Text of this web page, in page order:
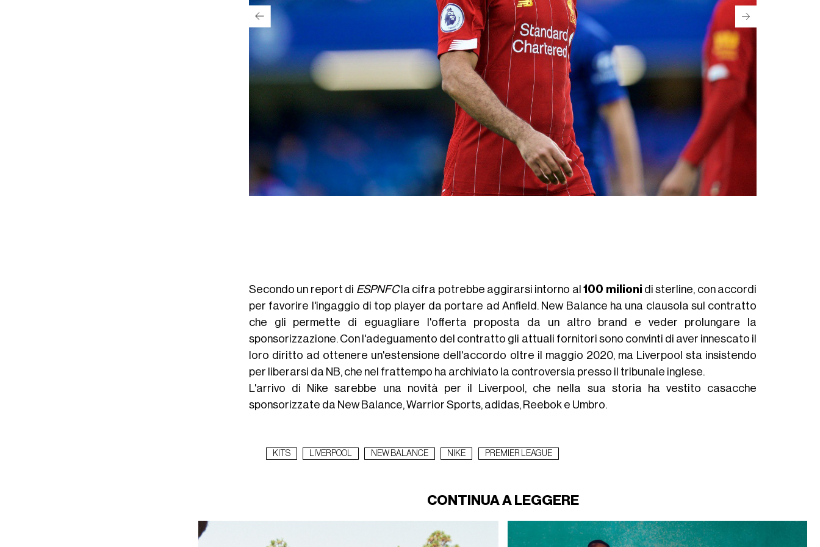
Secondo un report di ESPNFCla cifra potrebbe aggirarsi intorno al100 milioni di sterline, con accordi
per favorire l'ingaggio di top player da portare ad Anfield. New Balance ha una clausola sul contratto
che gli permette di eguagliare l'offerta proposta da un altro brand e veder prolungare la
sponsorizzazione. Con l'adeguamento del contratto gli attuali fornitori sono convinti di aver innescato il
loro diritto ad ottenere un'estensione dell'accordo oltre il maggio 2020, ma Liverpool sta insistendo
per liberarsi da NB, che nel frattempo ha archiviato la controversia presso il tribunale inglese.
L'arrivo di Nike sarebbe una novità per il Liverpool, che nella sua storia ha vestito casacche
sponsorizzate da New Balance, Warrior Sports, adidas, Reebok e Umbro.
KITS LIVERPOOL NEW BALANCE NIKE PREMIER LEAGUE
CONTINUA A LEGGERE